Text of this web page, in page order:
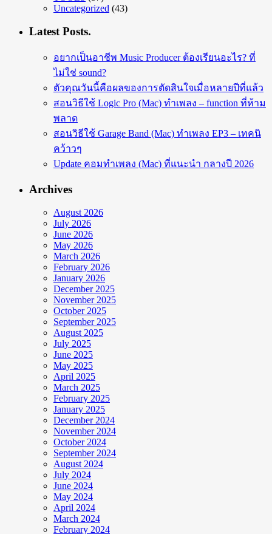
Uncategorized (43)
Latest Posts.
อยากเป็นอาชีพ Music Producer ต้องเรียนอะไร? ที่
ไม่ใช่ sound?
ตัวคุณวันนี้คือผลของการตัดสินใจเมื่อหลายปีที่แล้ว
สอนวิธีใช้ Logic Pro (Mac) ทำเพลง – function ที่ห้าม
พลาด
สอนวิธีใช้ Garage Band (Mac) ทำเพลง EP3 – เทคนิ
คว้าวๆ
Update คอมทำเพลง (Mac) ที่แนะนำ กลางปี 2026
Archives
August 2026
July 2026
June 2026
May 2026
March 2026
February 2026
January 2026
December 2025
November 2025
October 2025
September 2025
August 2025
July 2025
June 2025
May 2025
April 2025
March 2025
February 2025
January 2025
December 2024
November 2024
October 2024
September 2024
August 2024
July 2024
June 2024
May 2024
April 2024
March 2024
February 2024